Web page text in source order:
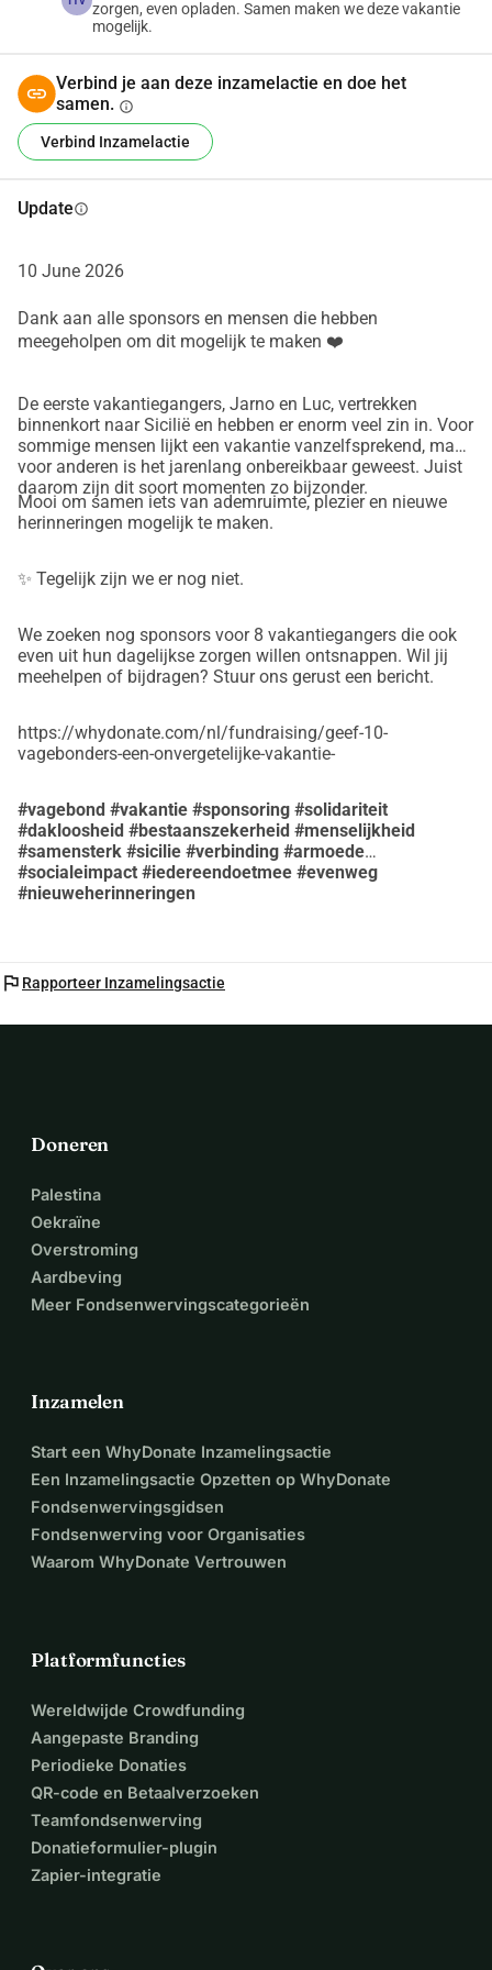
zorgen, even opladen. Samen maken we deze vakantie
mogelijk.
Verbind je aan deze inzamelactie en doe het
samen. info
Verbind Inzamelactie
Updateinfo
10 June 2026
Dank aan alle sponsors en mensen die hebben
meegeholpen om dit mogelijk te maken ❤️
De eerste vakantiegangers, Jarno en Luc, vertrekken
binnenkort naar Sicilië en hebben er enorm veel zin in. Voor
sommige mensen lijkt een vakantie vanzelfsprekend, maar
voor anderen is het jarenlang onbereikbaar geweest. Juist
daarom zijn dit soort momenten zo bijzonder.
Mooi om samen iets van ademruimte, plezier en nieuwe
herinneringen mogelijk te maken.
✨ Tegelijk zijn we er nog niet.
We zoeken nog sponsors voor 8 vakantiegangers die ook
even uit hun dagelijkse zorgen willen ontsnappen. Wil jij
meehelpen of bijdragen? Stuur ons gerust een bericht.
https://whydonate.com/nl/fundraising/geef-10-
vagebonders-een-onvergetelijke-vakantie-
#vagebond #vakantie #sponsoring #solidariteit
#dakloosheid #bestaanszekerheid #menselijkheid
#samensterk #sicilie #verbinding #armoede
#socialeimpact #iedereendoetmee #evenweg
#nieuweherinneringen
flag Rapporteer Inzamelingsactie
Doneren
Palestina
Oekraïne
Overstroming
Aardbeving
Meer Fondsenwervingscategorieën
Inzamelen
Start een WhyDonate Inzamelingsactie
Een Inzamelingsactie Opzetten op WhyDonate
Fondsenwervingsgidsen
Fondsenwerving voor Organisaties
Waarom WhyDonate Vertrouwen
Platformfuncties
Wereldwijde Crowdfunding
Aangepaste Branding
Periodieke Donaties
QR-code en Betaalverzoeken
Teamfondsenwerving
Donatieformulier-plugin
Zapier-integratie